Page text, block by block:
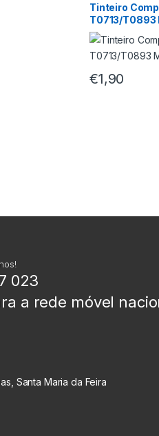
Tinteiro
T0713/T0893
€1,90
023
a rede móvel
Santa Maria da Feira